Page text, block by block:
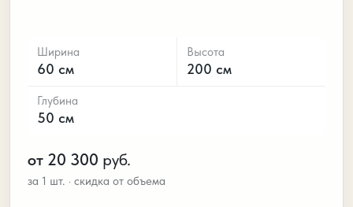
Ширина
60 см
Высота
200 см
Глубина
50 см
от 20 300 руб.